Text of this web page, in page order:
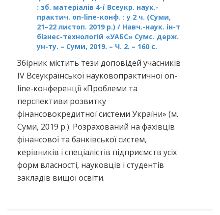
: зб. матеріалів 4-ї Всеукр. наук.-
практич. on-line-конф. : у 2 ч. (Суми,
21–22 листоп. 2019 р.) / Навч.-наук. ін-т
бізнес-технологій «УАБС» Сумс. держ.
ун-ту. – Суми, 2019. – Ч. 2. – 160 с.
Збірник містить тези доповідей учасників
ІV Всеукраїнської науковопрактичної on-
line-конференції «Проблеми та
перспективи розвитку
фінансовокредитної системи України» (м.
Суми, 2019 р.). Розрахований на фахівців
фінансової та банківської систем,
керівників і спеціалістів підприємств усіх
форм власності, науковців і студентів
закладів вищої освіти.